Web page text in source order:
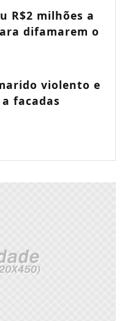
R$2 milhões a
difamarem o
violento e
facadas